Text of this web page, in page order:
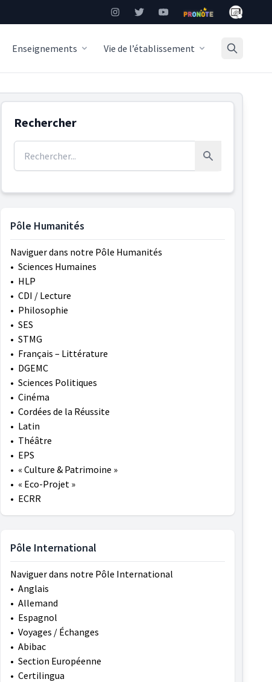
InstagramTwitterYouTubePronote Mon
Enseignements Vie de l’établissement
Rechercher
Rechercher
Pôle Humanités
Naviguer dans notre Pôle Humanités
• Sciences Humaines
• HLP
• CDI / Lecture
• Philosophie
• SES
• STMG
• Français – Littérature
• DGEMC
• Sciences Politiques
• Cinéma
• Cordées de la Réussite
• Latin
• Théâtre
• EPS
• « Culture & Patrimoine »
• « Eco-Projet »
• ECRR
Pôle International
Naviguer dans notre Pôle International
• Anglais
• Allemand
• Espagnol
• Voyages / Échanges
• Abibac
• Section Européenne
• Certilingua